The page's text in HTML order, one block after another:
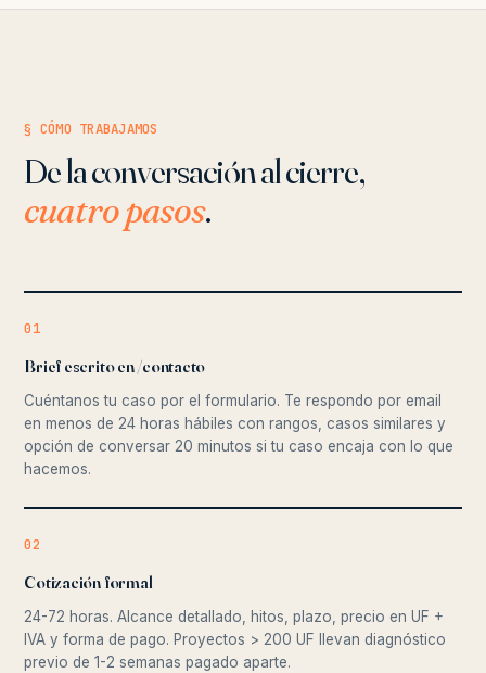
§ CÓMO TRABAJAMOS
De la conversación al cierre,
cuatro pasos.
01
Brief escrito en /contacto
Cuéntanos tu caso por el formulario. Te respondo por email
en menos de 24 horas hábiles con rangos, casos similares y
opción de conversar 20 minutos si tu caso encaja con lo que
hacemos.
02
Cotización formal
24-72 horas. Alcance detallado, hitos, plazo, precio en UF +
IVA y forma de pago. Proyectos > 200 UF llevan diagnóstico
previo de 1-2 semanas pagado aparte.